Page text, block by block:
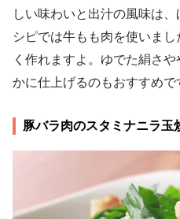
しい味わいと出汁の風味は
シピでは牛もも肉を使いま
く作れますよ。ゆでた絹さ
かに仕上げるのもおすすめで
豚バラ肉のスタミナニラ玉